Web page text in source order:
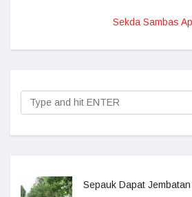
Sekda Sambas
Sepauk Dapat